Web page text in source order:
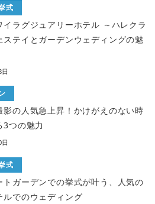
式
イラグジュアリーホテル ～ハレクラ
ステイとガーデンウェディングの魅
影の人気急上昇！かけがえのない時
3つの魅力
式
トガーデンでの挙式が叶う、人気の
ルでのウェディング